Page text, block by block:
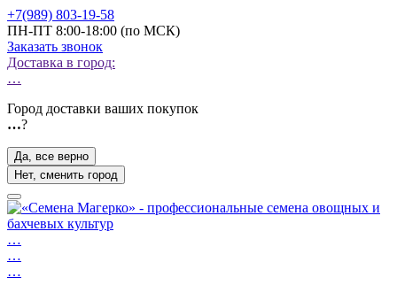
+7(989) 803-19-58
ПН-ПТ 8:00-18:00 (по МСК)
Заказать звонок
Доставка в город:
…
Город доставки ваших покупок
…?
Да, все верно
Нет, сменить город
…
…
…